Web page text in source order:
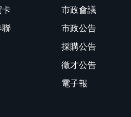
卡
聯
市政會議
市政公告
採購公告
徵才公告
電子報